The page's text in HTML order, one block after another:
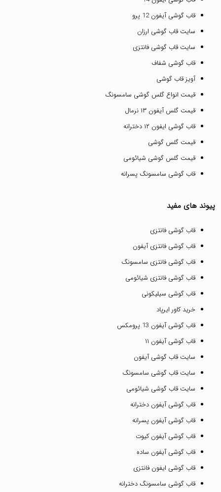
قاب گوشی آیفون 12 پرو
سایت قاب گوشی ارزان
سایت قاب گوشی فانتزی
قاب گوشی شفاف
آویز قاب گوشی
قیمت انواع گلس گوشی سامسونگ
قیمت گلس آیفون ۱۳ نرمال
قاب گوشی ایفون ۱۲ دخترانه
قیمت گلس گوشی
قیمت گلس گوشی شیائومی
قاب گوشی سامسونگ پسرانه
پیوند های مفید
قاب گوشی فانتزی
قاب گوشی فانتزی آیفون
قاب گوشی فانتزی سامسونگ
قاب گوشی فانتزی شیائومی
قاب گوشی سیلیکونی
خرید کاور ایرپاد
قاب گوشی آیفون 13 پرومکس
قاب گوشی آیفون ۱۱
سایت قاب گوشی آیفون
سایت قاب گوشی سامسونگ
سایت قاب گوشی شیائومی
قاب گوشی آیفون دخترانه
قاب گوشی آیفون پسرانه
قاب گوشی آیفون کیوت
قاب گوشی آیفون ساده
قاب گوشی ایفون فانتزی
قاب گوشی سامسونگ دخترانه